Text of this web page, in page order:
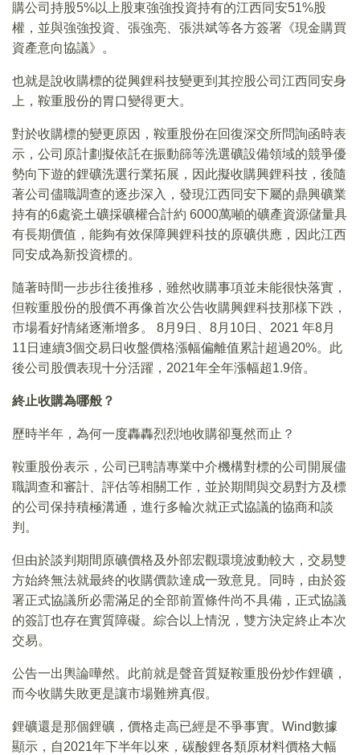
購公司持股5%以上股東強強投資持有的江西同安51%股
權，並與強強投資、張強亮、張洪斌等各方簽署《現金購買
資產意向協議》。
也就是說收購標的從興鋰科技變更到其控股公司江西同安身
上，鞍重股份的胃口變得更大。
對於收購標的變更原因，鞍重股份在回復深交所問詢函時表
示，公司原計劃擬依託在振動篩等洗選礦設備領域的競爭優
勢向下遊的鋰礦洗選行業拓展，因此擬收購興鋰科技，後隨
著公司儘職調查的逐步深入，發現江西同安下屬的鼎興礦業
持有的6處瓷土礦採礦權合計約 6000萬噸的礦產資源儲量具
有長期價值，能夠有效保障興鋰科技的原礦供應，因此江西
同安成為新投資標的。
隨著時間一步步往後推移，雖然收購事項並未能很快落實，
但鞍重股份的股價不再像首次公告收購興鋰科技那樣下跌，
市場看好情緒逐漸增多。 8月9日、8月10日、2021 年8月
11日連續3個交易日收盤價格漲幅偏離值累計超過20%。此
後公司股價表現十分活躍，2021年全年漲幅超1.9倍。
終止收購為哪般？
歷時半年，為何一度轟轟烈烈地收購卻戛然而止？
鞍重股份表示，公司已聘請專業中介機構對標的公司開展儘
職調查和審計、評估等相關工作，並於期間與交易對方及標
的公司保持積極溝通，進行多輪次就正式協議的協商和談
判。
但由於談判期間原礦價格及外部宏觀環境波動較大，交易雙
方始終無法就最終的收購價款達成一致意見。同時，由於簽
署正式協議所必需滿足的全部前置條件尚不具備，正式協議
的簽訂也存在實質障礙。綜合以上情況，雙方決定終止本次
交易。
公告一出輿論嘩然。此前就是聲音質疑鞍重股份炒作鋰礦，
而今收購失敗更是讓市場難辨真假。
鋰礦還是那個鋰礦，價格走高已經是不爭事實。Wind數據
顯示，自2021年下半年以來，碳酸鋰各類原材料價格大幅